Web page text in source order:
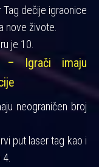
dečije igraonice
nove živote.
je 10.
– Igrači imaju
neograničen broj
put laser tag kao i